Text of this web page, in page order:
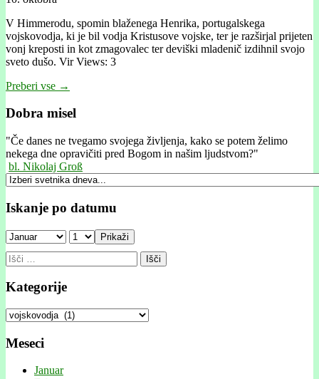
V Himmerodu, spomin blaženega Henrika, portugalskega
vojskovodja, ki je bil vodja Kristusove vojske, ter je razširjal prijeten
vonj kreposti in kot zmagovalec ter deviški mladenič izdihnil svojo
sveto dušo. Vir Views: 3
Preberi vse →
Dobra misel
"Če danes ne tvegamo svojega življenja, kako se potem želimo
nekega dne opravičiti pred Bogom in našim ljudstvom?"
bl. Nikolaj Groß
Iskanje po datumu
Prikaži
Išči:
Kategorije
Kategorije
Meseci
Januar